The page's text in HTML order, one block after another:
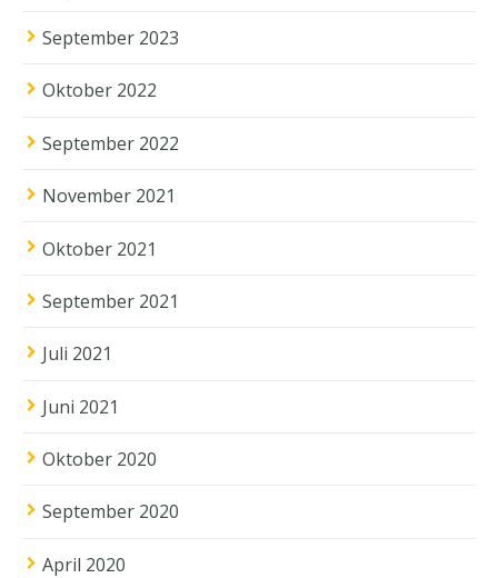
September 2023
Oktober 2022
September 2022
November 2021
Oktober 2021
September 2021
Juli 2021
Juni 2021
Oktober 2020
September 2020
April 2020